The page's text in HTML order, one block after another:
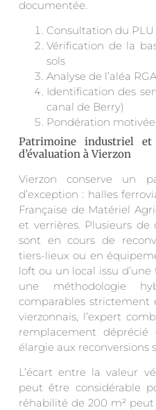
documentée.
Consultation du PLU
Vérification de la
sols
Analyse de l’aléa
Identification des
canal de Berry)
Pondération
Patrimoine industriel
d’évaluation à Vierzon
Vierzon conserve un
d’exception : halles
Française de Matériel
et verrières. Plusieurs
sont en cours de
tiers-lieux ou en
loft ou un local issu
une méthodologie
comparables strictement
vierzonnais, l’expert
remplacement
élargie aux reconversions
L’écart entre la valeur
peut être considérable
réhabilité de 200 m²